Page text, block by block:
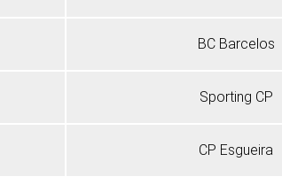
BC Barcelos
Sporting CP
CP Esgueira